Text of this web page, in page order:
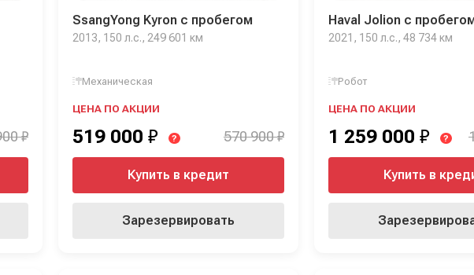
₽
SsangYong Kyron с пробегом
2013, 150 л.с., 249 601 км
Механическая
ЦЕНА ПО АКЦИИ
519 000 ₽ ? 570 900 ₽
Купить в кредит
Зарезервировать
Haval Jolion с
2021, 150 л.с., 48 734 км
Робот
ЦЕНА ПО АКЦИИ
1 259 000 ₽ ?
Купить в